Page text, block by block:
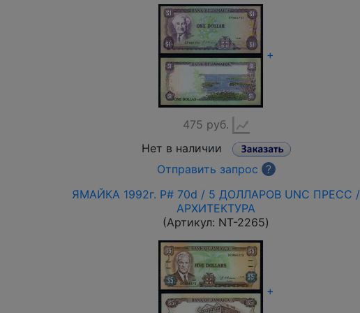
+
475 руб.
Нет в наличии
Отправить запрос
?
ЯМАЙКА 1992г. P# 70d / 5 ДОЛЛАРОВ UNC ПРЕСС /
АРХИТЕКТУРА
(Артикул: NT-2265)
+